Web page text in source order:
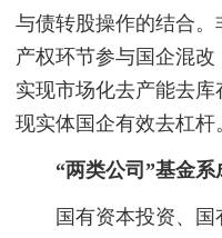
与债转股操作的结合
产权环节参与国企混改
实现市场化去产能去
现实体国企有效去杠杆
“两类公司”基金系
国有资本投资、国